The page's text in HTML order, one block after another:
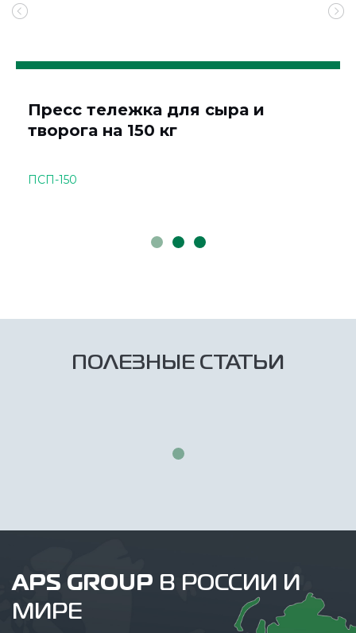
Пресс тележка для сыра и
творога на 150 кг
ПСП-150
ПОЛЕЗНЫЕ СТАТЬИ
APS GROUP В РОССИИ И
МИРЕ